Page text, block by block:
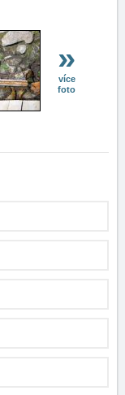
»
více
foto